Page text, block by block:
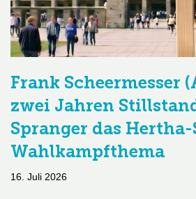
Frank Scheermesser
zwei Jahren
Spranger das
Wahlkampfthema
16. Juli 2026